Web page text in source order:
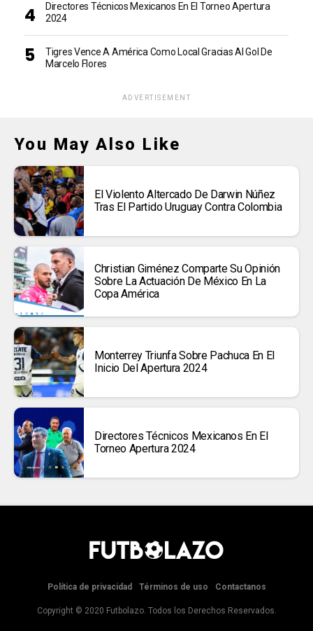
Directores Técnicos Mexicanos En El Torneo Apertura
2024
Tigres Vence A América Como Local Gracias Al Gol De
Marcelo Flores
ADVERTISEMENT
You May Also Like
El Violento Altercado De Darwin Núñez
Tras El Partido Uruguay Contra Colombia
Christian Giménez Comparte Su Opinión
Sobre La Actuación De México En La
Copa América
Monterrey Triunfa Sobre Pachuca En El
Inicio Del Apertura 2024
Directores Técnicos Mexicanos En El
Torneo Apertura 2024
Política de privacidad Términos de uso Contactanos
Copyright © 2020 Futbolazo. Todos los Derechos Reservados.